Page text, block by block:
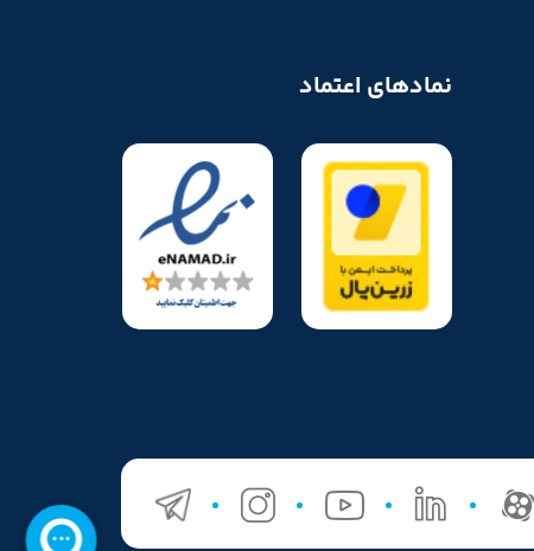
نمادهای اعتماد